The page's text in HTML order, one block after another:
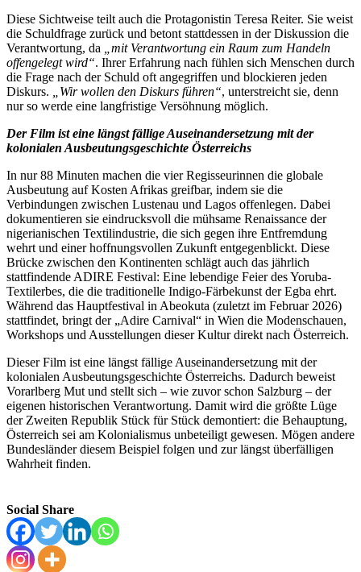
Diese Sichtweise teilt auch die Protagonistin Teresa Reiter. Sie weist
die Schuldfrage zurück und betont stattdessen in der Diskussion die
Verantwortung, da
„mit Verantwortung ein Raum zum Handeln
offengelegt wird“. Ihrer Erfahrung nach fühlen sich Menschen durch
die Frage nach der Schuld oft angegriffen und blockieren jeden
Diskurs.
„Wir wollen den Diskurs führen“, unterstreicht sie, denn
nur so werde eine langfristige Versöhnung möglich.
Der Film ist eine längst fällige Auseinandersetzung mit der
kolonialen Ausbeutungsgeschichte Österreichs
In nur 88 Minuten machen die vier Regisseurinnen die globale
Ausbeutung auf Kosten Afrikas greifbar, indem sie die
Verbindungen zwischen Lustenau und Lagos offenlegen. Dabei
dokumentieren sie eindrucksvoll die mühsame Renaissance der
nigerianischen Textilindustrie, die sich gegen ihre Entfremdung
wehrt und einer hoffnungsvollen Zukunft entgegenblickt. Diese
Brücke zwischen den Kontinenten schlägt auch das jährlich
stattfindende ADIRE Festival: Eine lebendige Feier des Yoruba-
Textilerbes, die die traditionelle Indigo-Färbekunst der Egba ehrt.
Während das Hauptfestival in Abeokuta (zuletzt im Februar 2026)
stattfindet, bringt der „Adire Carnival“ in Wien die Modenschauen,
Workshops und Ausstellungen dieser Kultur direkt nach Österreich.
Dieser Film ist eine längst fällige Auseinandersetzung mit der
kolonialen Ausbeutungsgeschichte Österreichs. Dadurch beweist
Vorarlberg Mut und stellt sich – wie zuvor schon Salzburg – der
eigenen historischen Verantwortung. Damit wird die größte Lüge
der Zweiten Republik Stück für Stück demontiert: die Behauptung,
Österreich sei am Kolonialismus unbeteiligt gewesen. Mögen andere
Bundesländer diesem Beispiel folgen und zur längst überfälligen
Wahrheit finden.
Social Share